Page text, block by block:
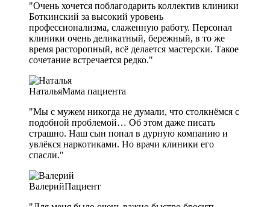
"Очень хочется поблагодарить коллектив клиники
Боткинский за высокий уровень
профессионализма, слаженную работу. Персонал
клиники очень деликатный, бережный, в то же
время расторопный, всё делается мастерски. Такое
сочетание встречается редко."
НатальяМама пациента
"Мы с мужем никогда не думали, что столкнёмся с
подобной проблемой… Об этом даже писать
страшно. Наш сын попал в дурную компанию и
увлёкся наркотиками. Но врачи клиники его
спасли."
ВалерийПациент